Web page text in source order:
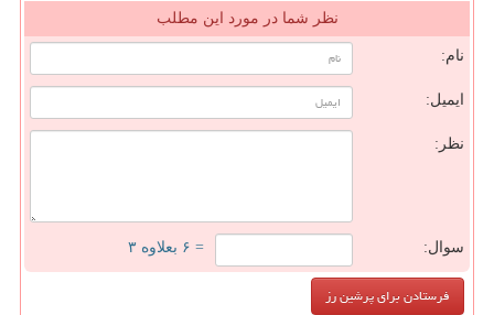
نظر شما در مورد این مطلب
نام:
ایمیل:
نظر:
سوال: = ۶ بعلاوه ۳